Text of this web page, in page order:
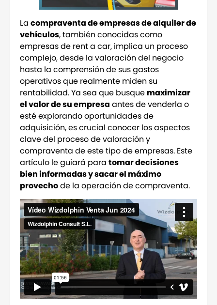
La compraventa de empresas de alquiler de
vehículos, también conocidas como
empresas de rent a car, implica un proceso
complejo, desde la valoración del negocio
hasta la comprensión de sus gastos
operativos que realmente miden su
rentabilidad. Ya sea que busque maximizar
el valor de su empresa antes de venderla o
esté explorando oportunidades de
adquisición, es crucial conocer los aspectos
clave del proceso de valoración y
compraventa de este tipo de empresas. Este
artículo le guiará para tomar decisiones
bien informadas y sacar el máximo
provechode la operación de compraventa.